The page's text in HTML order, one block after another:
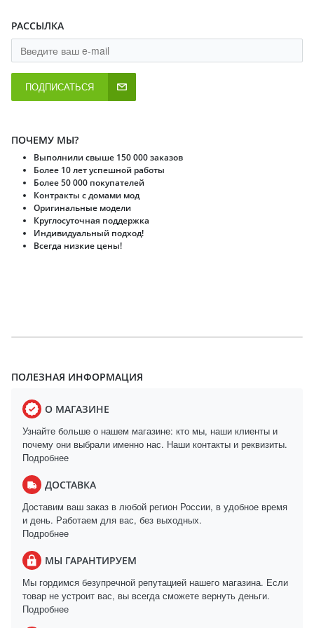
РАССЫЛКА
ПОДПИСАТЬСЯ
ПОЧЕМУ МЫ?
Выполнили свыше 150 000 заказов
Более 10 лет успешной работы
Более 50 000 покупателей
Контракты с домами мод
Оригинальные модели
Круглосуточная поддержка
Индивидуальный подход!
Всегда низкие цены!
ПОЛЕЗНАЯ ИНФОРМАЦИЯ
О МАГАЗИНЕ
Узнайте больше о нашем магазине: кто мы, наши клиенты и
почему они выбрали именно нас. Наши контакты и реквизиты.
Подробнее
ДОСТАВКА
Доставим ваш заказ в любой регион России, в удобное время
и день. Работаем для вас, без выходных.
Подробнее
МЫ ГАРАНТИРУЕМ
Мы гордимся безупречной репутацией нашего магазина. Если
товар не устроит вас, вы всегда сможете вернуть деньги.
Подробнее